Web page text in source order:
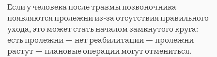
Если у человека после травмы позвоночника
появляются пролежни из-за отсутствия правильного
ухода, это может стать началом замкнутого круга:
есть пролежни — нет реабилитации — пролежни
растут — плановые операции могут отмениться.